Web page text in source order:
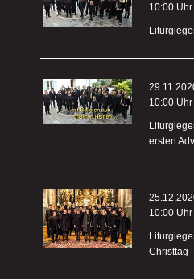
10:00 Uhr
10:00 Uhr
ersten
10:00 Uhr
Christtag